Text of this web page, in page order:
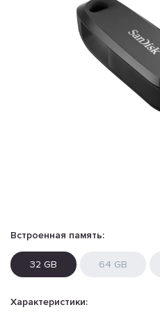
Встроенная память:
32 GB 64 GB
Характеристики: